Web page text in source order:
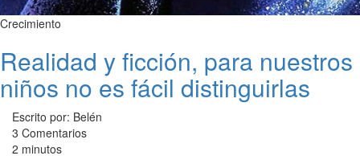
Crecimiento
Realidad y ficción, para nuestros
niños no es fácil distinguirlas
Escrito por: Belén
3 Comentarios
2 minutos